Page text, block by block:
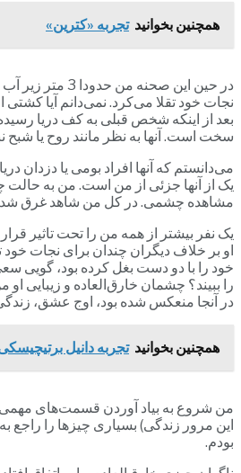
همچنین بخوانید تجربه «کترین»
در حین این
نجات خود تقلا می‌کرد. نمی‌دانم آیا
بعد از اینکه شخص قبلی به کف دریا
سخت است. آنها به نظر مانند روح یا شبح
می‌دانستم که آنها افراد بومی یا دزدان
یک از آنها جزئی از من است. من به حالت
مشاهده چشمی. در کل من شاهد غرق شدن حدود 40
او بر خلاف دیگران چندان برای نجات
خود را با دو دست بغل کرده بود، گویی
را ببیند؟ چشمان خارق‌العاده و زیبایی
در آنجا منعکس شده بود، اوج عشق،
همچنین بخوانید تجربه دانیل
من شروع به بیاد آوردن قسمت‌های مهمی
این مرور زندگی) بسیاری چیزها را راجع
بودم.